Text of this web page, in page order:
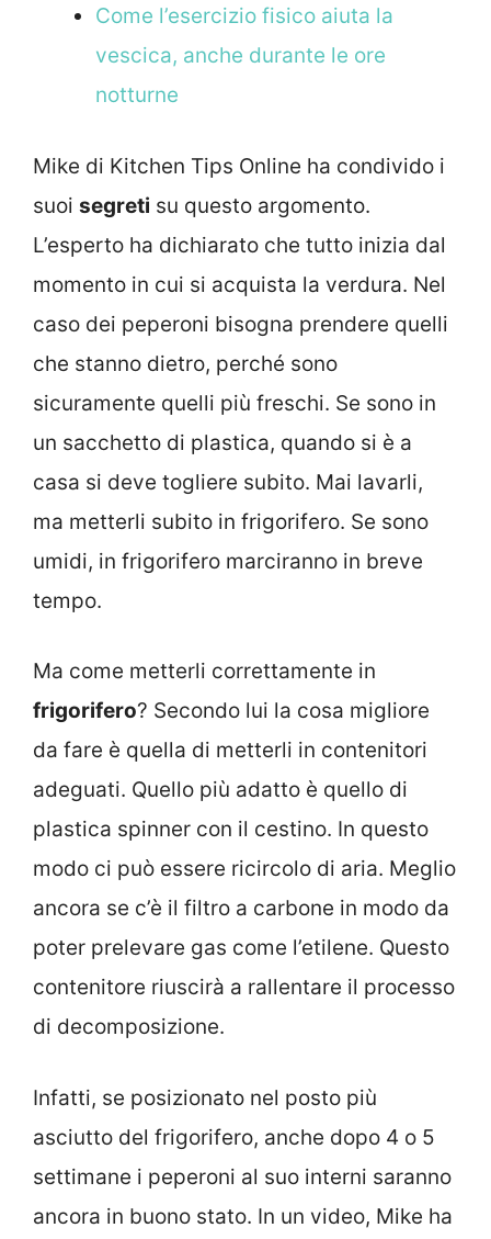
Come l’esercizio fisico aiuta la
vescica, anche durante le ore
notturne
Mike di Kitchen Tips Online ha condivido i
suoi segreti su questo argomento.
L’esperto ha dichiarato che tutto inizia dal
momento in cui si acquista la verdura. Nel
caso dei peperoni bisogna prendere quelli
che stanno dietro, perché sono
sicuramente quelli più freschi. Se sono in
un sacchetto di plastica, quando si è a
casa si deve togliere subito. Mai lavarli,
ma metterli subito in frigorifero. Se sono
umidi, in frigorifero marciranno in breve
tempo.
Ma come metterli correttamente in
frigorifero? Secondo lui la cosa migliore
da fare è quella di metterli in contenitori
adeguati. Quello più adatto è quello di
plastica spinner con il cestino. In questo
modo ci può essere ricircolo di aria. Meglio
ancora se c’è il filtro a carbone in modo da
poter prelevare gas come l’etilene. Questo
contenitore riuscirà a rallentare il processo
di decomposizione.
Infatti, se posizionato nel posto più
asciutto del frigorifero, anche dopo 4 o 5
settimane i peperoni al suo interni saranno
ancora in buono stato. In un video, Mike ha